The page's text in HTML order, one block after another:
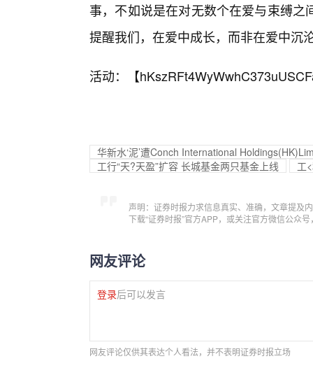
事，不如说是在对无数个在爱与束缚
提醒我们，在爱中成长，而非在爱中沉
活动：【
华新水‘泥’遭Conch International
工行“天?天盈”扩容 长城基金两只基金上线
工
声明：证券时报力求信息真实、准确，文章提及
下载“证券时报”官方APP，或关注官方微信公众
网友评论
登录后可以发言
网友评论仅供其表达个人看法，并不表明证券时报立场